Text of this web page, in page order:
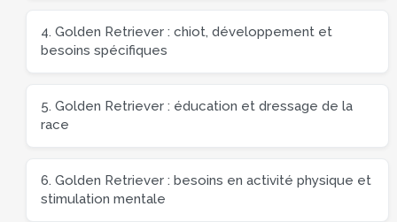
4. Golden Retriever : chiot, développement et
besoins spécifiques
5. Golden Retriever : éducation et dressage de la
race
6. Golden Retriever : besoins en activité physique et
stimulation mentale